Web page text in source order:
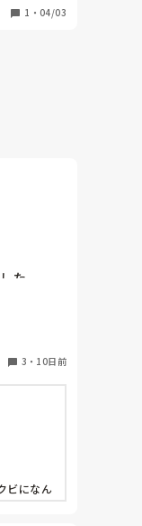
1 ・ 04/03
た。
と思い
3 ・ 10日前
ビになん